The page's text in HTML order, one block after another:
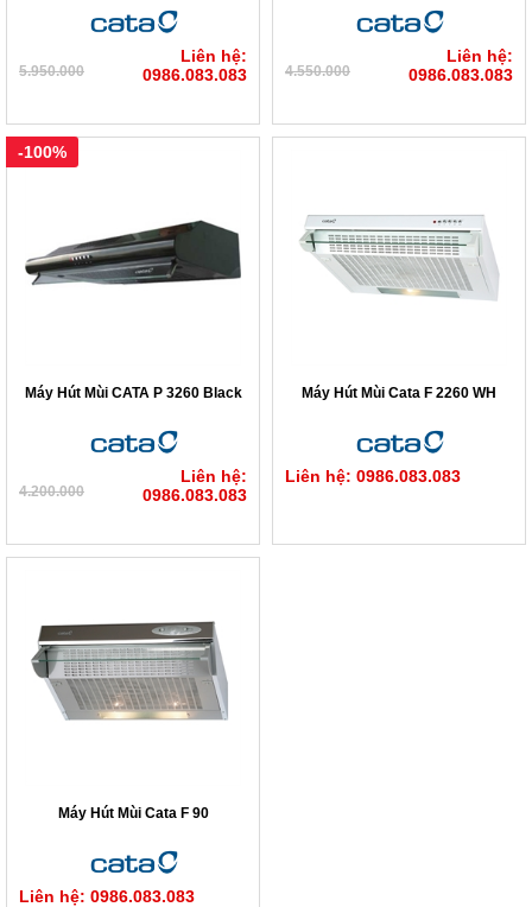
5.950.000
Liên hệ:
0986.083.083
4.550.000
Liên hệ:
0986.083.083
Máy Hút Mùi CATA P 3260 Black
4.200.000
-100%
Liên hệ:
0986.083.083
Máy Hút Mùi Cata F 2260 WH
Liên hệ: 0986.083.083
Máy Hút Mùi Cata F 90
Liên hệ: 0986.083.083